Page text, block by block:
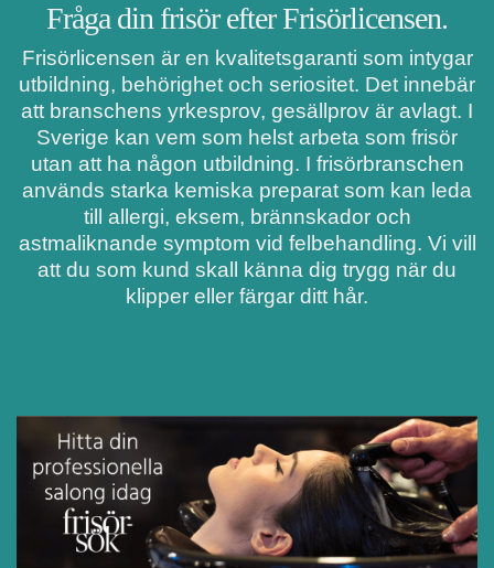
Fråga din frisör efter Frisörlicensen.
Frisörlicensen är en kvalitetsgaranti som intygar
utbildning, behörighet och seriositet. Det innebär
att branschens yrkesprov, gesällprov är avlagt. I
Sverige kan vem som helst arbeta som frisör
utan att ha någon utbildning. I frisörbranschen
används starka kemiska preparat som kan leda
till allergi, eksem, brännskador och
astmaliknande symptom vid felbehandling. Vi vill
att du som kund skall känna dig trygg när du
klipper eller färgar ditt hår.